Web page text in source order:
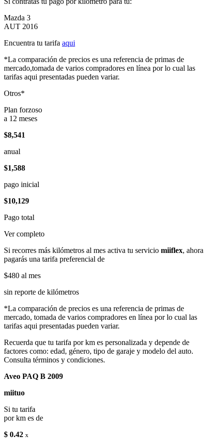
Mazda 3
AUT 2016
Encuentra tu tarifa aqui
*La comparación de precios es una referencia de primas de
mercado,tomada de varios compradores en línea por lo cual las
tarifas aqui presentadas pueden variar.
Otros*
Plan forzoso
a 12 meses
$8,541
anual
$1,588
pago inicial
$10,129
Pago total
Ver completo
Si recorres más kilómetros al mes activa tu servicio miiflex, ahora
pagarás una tarifa preferencial de
$480 al mes
sin reporte de kilómetros
*La comparación de precios es una referencia de primas de
mercado, tomada de varios compradores en línea por lo cual las
tarifas aqui presentadas pueden variar.
Recuerda que tu tarifa por km es personalizada y depende de
factores como: edad, género, tipo de garaje y modelo del auto.
Consulta términos y condiciones.
Aveo PAQ B 2009
miituo
Si tu tarifa
por km es de
$ 0.42 x